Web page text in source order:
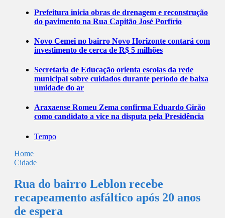
Prefeitura inicia obras de drenagem e reconstrução
do pavimento na Rua Capitão José Porfírio
Novo Cemei no bairro Novo Horizonte contará com
investimento de cerca de R$ 5 milhões
Secretaria de Educação orienta escolas da rede
municipal sobre cuidados durante período de baixa
umidade do ar
Araxaense Romeu Zema confirma Eduardo Girão
como candidato a vice na disputa pela Presidência
Tempo
Home
Cidade
Rua do bairro Leblon recebe
recapeamento asfáltico após 20 anos
de espera